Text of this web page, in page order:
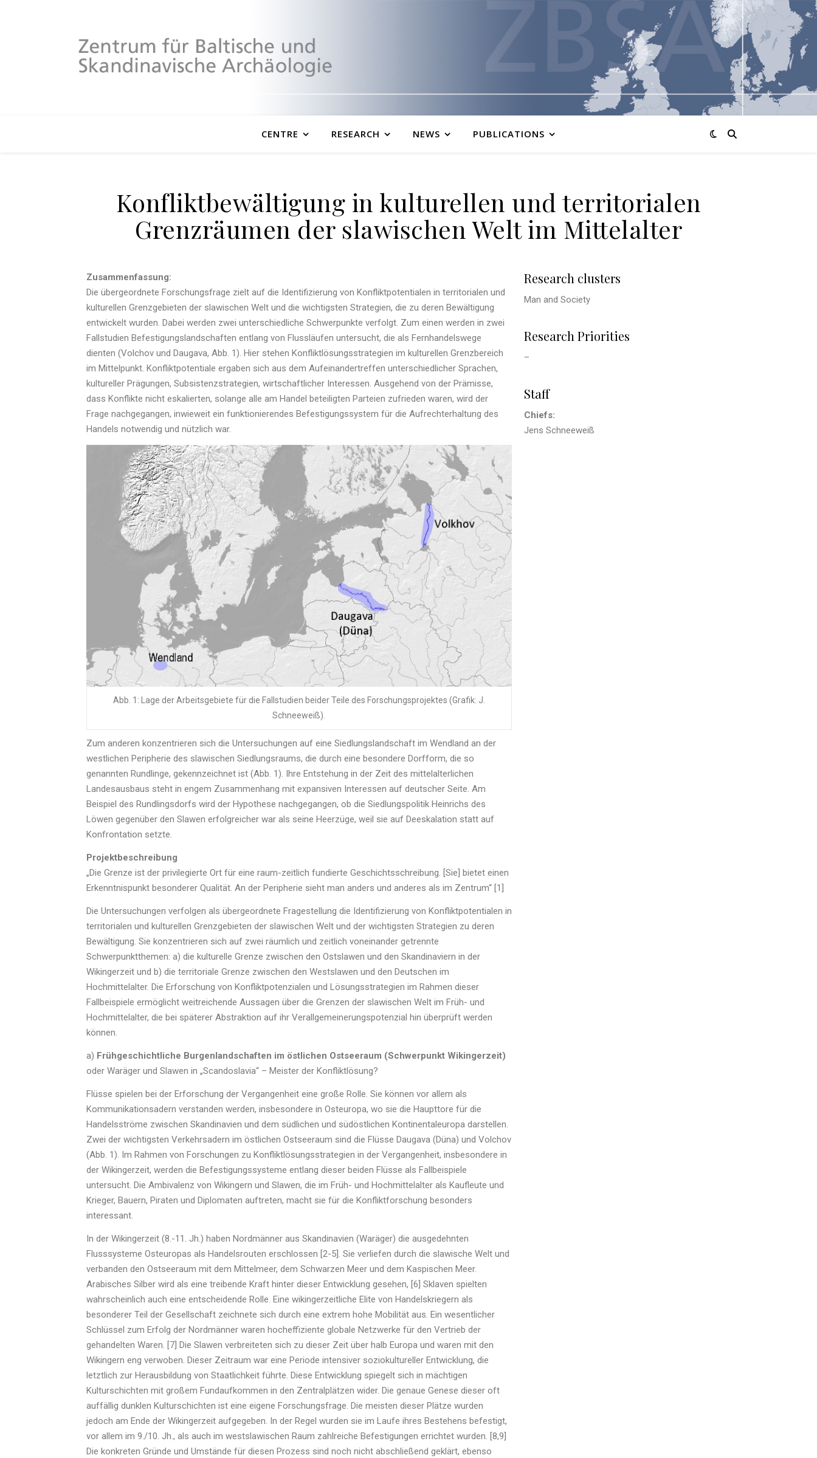
CENTRE RESEARCH NEWS PUBLICATIONS
Konfliktbewältigung in kulturellen und territorialen
Grenzräumen der slawischen Welt im Mittelalter
Zusammenfassung:
Die übergeordnete Forschungsfrage zielt auf die Identifizierung von Konfliktpotentialen in territorialen und
kulturellen Grenzgebieten der slawischen Welt und die wichtigsten Strategien, die zu deren Bewältigung
entwickelt wurden. Dabei werden zwei unterschiedliche Schwerpunkte verfolgt. Zum einen werden in zwei
Fallstudien Befestigungslandschaften entlang von Flussläufen untersucht, die als Fernhandelswege
dienten (Volchov und Daugava, Abb. 1). Hier stehen Konfliktlösungsstrategien im kulturellen Grenzbereich
im Mittelpunkt. Konfliktpotentiale ergaben sich aus dem Aufeinandertreffen unterschiedlicher Sprachen,
kultureller Prägungen, Subsistenzstrategien, wirtschaftlicher Interessen. Ausgehend von der Prämisse,
dass Konflikte nicht eskalierten, solange alle am Handel beteiligten Parteien zufrieden waren, wird der
Frage nachgegangen, inwieweit ein funktionierendes Befestigungssystem für die Aufrechterhaltung des
Handels notwendig und nützlich war.
Abb. 1: Lage der Arbeitsgebiete für die Fallstudien beider Teile des Forschungsprojektes (Grafik: J.
Schneeweiß).
Zum anderen konzentrieren sich die Untersuchungen auf eine Siedlungslandschaft im Wendland an der
westlichen Peripherie des slawischen Siedlungsraums, die durch eine besondere Dorfform, die so
genannten Rundlinge, gekennzeichnet ist (Abb. 1). Ihre Entstehung in der Zeit des mittelalterlichen
Landesausbaus steht in engem Zusammenhang mit expansiven Interessen auf deutscher Seite. Am
Beispiel des Rundlingsdorfs wird der Hypothese nachgegangen, ob die Siedlungspolitik Heinrichs des
Löwen gegenüber den Slawen erfolgreicher war als seine Heerzüge, weil sie auf Deeskalation statt auf
Konfrontation setzte.
Projektbeschreibung
„Die Grenze ist der privilegierte Ort für eine raum-zeitlich fundierte Geschichtsschreibung. [Sie] bietet einen
Erkenntnispunkt besonderer Qualität. An der Peripherie sieht man anders und anderes als im Zentrum“ [1]
Die Untersuchungen verfolgen als übergeordnete Fragestellung die Identifizierung von Konfliktpotentialen in
territorialen und kulturellen Grenzgebieten der slawischen Welt und der wichtigsten Strategien zu deren
Bewältigung. Sie konzentrieren sich auf zwei räumlich und zeitlich voneinander getrennte
Schwerpunktthemen: a) die kulturelle Grenze zwischen den Ostslawen und den Skandinaviern in der
Wikingerzeit und b) die territoriale Grenze zwischen den Westslawen und den Deutschen im
Hochmittelalter. Die Erforschung von Konfliktpotenzialen und Lösungsstrategien im Rahmen dieser
Fallbeispiele ermöglicht weitreichende Aussagen über die Grenzen der slawischen Welt im Früh- und
Hochmittelalter, die bei späterer Abstraktion auf ihr Verallgemeinerungspotenzial hin überprüft werden
können.
a) Frühgeschichtliche Burgenlandschaften im östlichen Ostseeraum (Schwerpunkt Wikingerzeit)
oder Waräger und Slawen in „Scandoslavia“ – Meister der Konfliktlösung?
Flüsse spielen bei der Erforschung der Vergangenheit eine große Rolle. Sie können vor allem als
Kommunikationsadern verstanden werden, insbesondere in Osteuropa, wo sie die Haupttore für die
Handelsströme zwischen Skandinavien und dem südlichen und südöstlichen Kontinentaleuropa darstellen.
Zwei der wichtigsten Verkehrsadern im östlichen Ostseeraum sind die Flüsse Daugava (Düna) und Volchov
(Abb. 1). Im Rahmen von Forschungen zu Konfliktlösungsstrategien in der Vergangenheit, insbesondere in
der Wikingerzeit, werden die Befestigungssysteme entlang dieser beiden Flüsse als Fallbeispiele
untersucht. Die Ambivalenz von Wikingern und Slawen, die im Früh- und Hochmittelalter als Kaufleute und
Krieger, Bauern, Piraten und Diplomaten auftreten, macht sie für die Konfliktforschung besonders
interessant.
In der Wikingerzeit (8.-11. Jh.) haben Nordmänner aus Skandinavien (Waräger) die ausgedehnten
Flusssysteme Osteuropas als Handelsrouten erschlossen [2-5]. Sie verliefen durch die slawische Welt und
verbanden den Ostseeraum mit dem Mittelmeer, dem Schwarzen Meer und dem Kaspischen Meer.
Arabisches Silber wird als eine treibende Kraft hinter dieser Entwicklung gesehen, [6] Sklaven spielten
wahrscheinlich auch eine entscheidende Rolle. Eine wikingerzeitliche Elite von Handelskriegern als
besonderer Teil der Gesellschaft zeichnete sich durch eine extrem hohe Mobilität aus. Ein wesentlicher
Schlüssel zum Erfolg der Nordmänner waren hocheffiziente globale Netzwerke für den Vertrieb der
gehandelten Waren. [7] Die Slawen verbreiteten sich zu dieser Zeit über halb Europa und waren mit den
Wikingern eng verwoben. Dieser Zeitraum war eine Periode intensiver soziokultureller Entwicklung, die
letztlich zur Herausbildung von Staatlichkeit führte. Diese Entwicklung spiegelt sich in mächtigen
Kulturschichten mit großem Fundaufkommen in den Zentralplätzen wider. Die genaue Genese dieser oft
auffällig dunklen Kulturschichten ist eine eigene Forschungsfrage. Die meisten dieser Plätze wurden
jedoch am Ende der Wikingerzeit aufgegeben. In der Regel wurden sie im Laufe ihres Bestehens befestigt,
vor allem im 9./10. Jh., als auch im westslawischen Raum zahlreiche Befestigungen errichtet wurden. [8,9]
Die konkreten Gründe und Umstände für diesen Prozess sind noch nicht abschließend geklärt, ebenso
Research clusters
Man and Society
Research Priorities
–
Staff
Chiefs:
Jens Schneeweiß